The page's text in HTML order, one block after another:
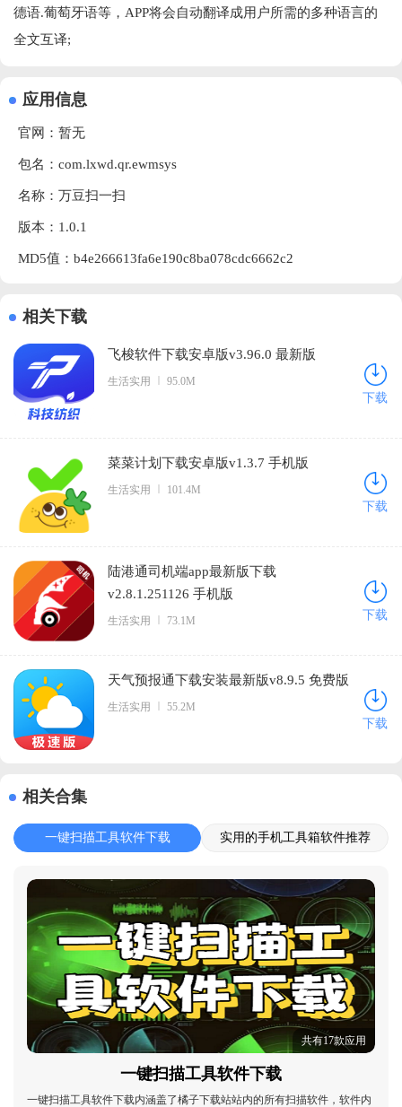
德语.葡萄牙语等，APP将会自动翻译成用户所需的多种语言的
全文互译;
应用信息
官网：暂无
包名：com.lxwd.qr.ewmsys
名称：万豆扫一扫
版本：1.0.1
MD5值：b4e266613fa6e190c8ba078cdc6662c2
相关下载
飞梭软件下载安卓版v3.96.0 最新版
生活实用 95.0M
下载
菜菜计划下载安卓版v1.3.7 手机版
生活实用 101.4M
下载
陆港通司机端app最新版下载
v2.8.1.251126 手机版
生活实用 73.1M 下载
天气预报通下载安装最新版v8.9.5 免费版
生活实用 55.2M
下载
相关合集
一键扫描工具软件下载 实用的手机工具箱软件推荐
共有17款应用
一键扫描工具软件下载
一键扫描工具软件下载内涵盖了橘子下载站站内的所有扫描软件，软件内